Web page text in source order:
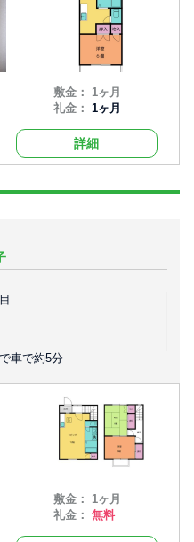
敷金： 1ヶ月
礼金：1ヶ月
詳細
車で約5分
敷金： 1ヶ月
礼金：無料